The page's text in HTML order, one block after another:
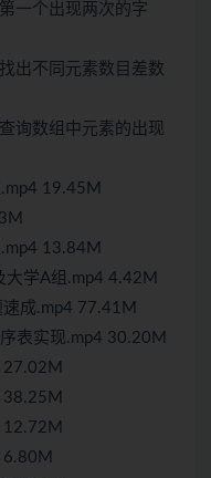
一个出现两次的字
出不同元素数目差数
询数组中元素的出现
19.45M
13.84M
学A组.mp4 4.42M
成.mp4 77.41M
表实现.mp4 30.20M